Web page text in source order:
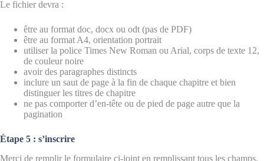
Le fichier devra :
être au format doc, docx ou odt (pas de PDF)
être au format A4, orientation portrait
utiliser la police Times New Roman ou Arial, corps de texte 12,
de couleur noire
avoir des paragraphes distincts
inclure un saut de page à la fin de chaque chapitre et bien
distinguer les titres de chapitre
ne pas comporter d’en-tête ou de pied de page autre que la
pagination
Étape 5 : s’inscrire
Merci de remplir le formulaire ci-joint en remplissant tous les champs.